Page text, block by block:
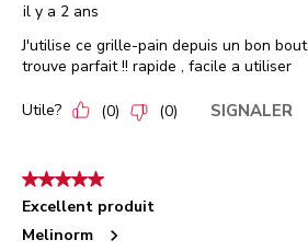
il y a 2 ans
J'utilise ce grille-pain depuis un bon
trouve parfait !! rapide , facile a utiliser
Utile? (0) (0) SIGNALER
5 étoile(s) sur 5.
Excellent produit
Melinorm